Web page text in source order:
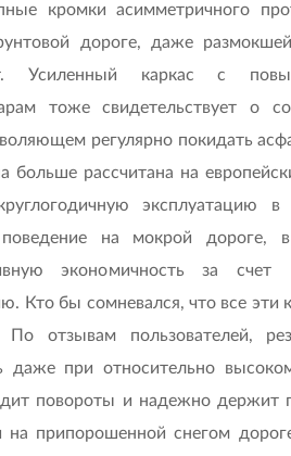
кромки асимметричного
дороге, даже
Усиленный каркас с
тоже свидетельствует о
регулярно покидать
больше рассчитана на
эксплуатацию в
поведение на мокрой дороге,
экономичность за счет
Кто бы сомневался, что все эти
отзывам пользователей,
даже при относительно
повороты и надежно держит
на припорошенной снегом